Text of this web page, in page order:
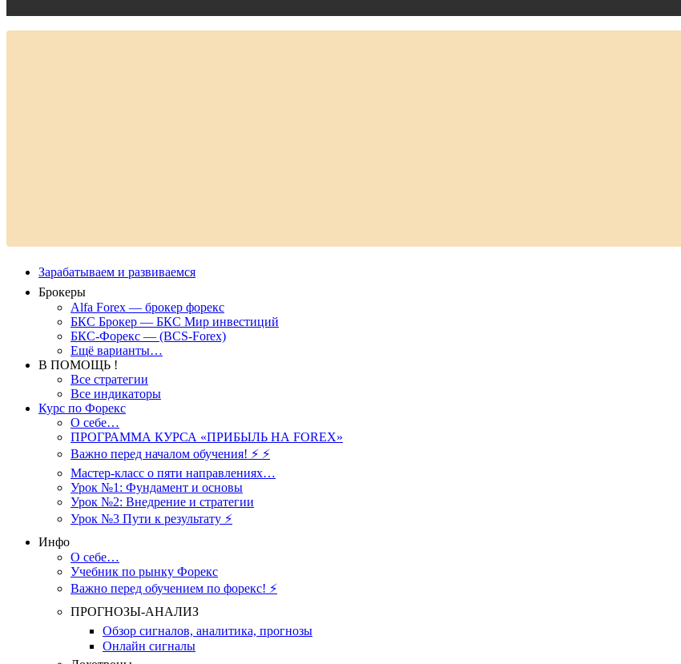
Зарабатываем и развиваемся
Брокеры
Alfa Forex — брокер форекс
БКС Брокер — БКС Мир инвестиций
БКС-Форекс — (BCS-Forex)
Ещё варианты…
В ПОМОЩЬ !
Все стратегии
Все индикаторы
Курс по Форекс
О себе…
ПРОГРАММА КУРСА «ПРИБЫЛЬ НА FOREX»
Важно перед началом обучения! ⚡ ⚡
Мастер-класс о пяти направлениях…
Урок №1: Фундамент и основы
Урок №2: Внедрение и стратегии
Урок №3 Пути к результату ⚡️
Инфо
О себе…
Учебник по рынку Форекс
Важно перед обучением по форекс! ⚡
ПРОГНОЗЫ-АНАЛИЗ
Обзор сигналов, аналитика, прогнозы
Онлайн сигналы